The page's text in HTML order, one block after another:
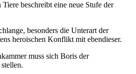
beschreibt eine neue Stufe der
besonders die Unterart der
heroischen Konflikt mit ebendieser.
muss sich Boris der